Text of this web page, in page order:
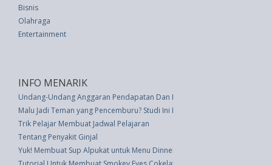
Bisnis
Olahraga
Entertainment
INFO MENARIK
Undang-Undang Anggaran Pendapatan Dan Belanja Negara Tahun 1967
Malu Jadi Teman yang Pencemburu? Studi Ini Beri Kabar Gembira
Trik Pelajar Membuat Jadwal Pelajaran
Tentang Penyakit Ginjal
Yuk! Membuat Sup Alpukat untuk Menu Dinner